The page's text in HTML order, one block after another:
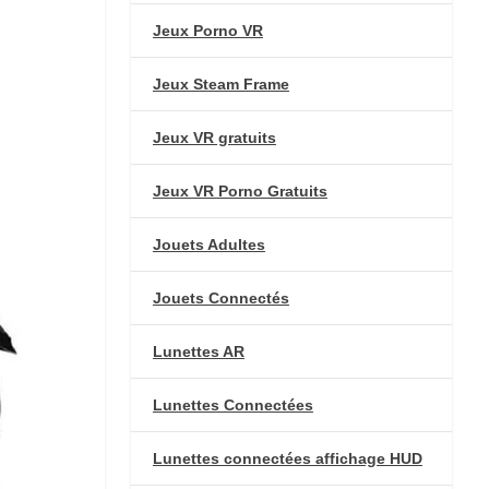
Jeux Porno VR
Jeux Steam Frame
Jeux VR gratuits
Jeux VR Porno Gratuits
Jouets Adultes
Jouets Connectés
Lunettes AR
Lunettes Connectées
Lunettes connectées affichage HUD